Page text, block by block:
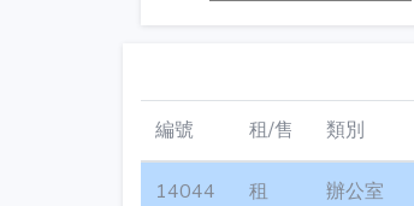
編號 租/售 類別
14044 租 辦公室